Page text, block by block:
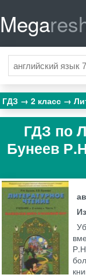
Mega
ГДЗ 2 класс
ГДЗ по
Бунеев